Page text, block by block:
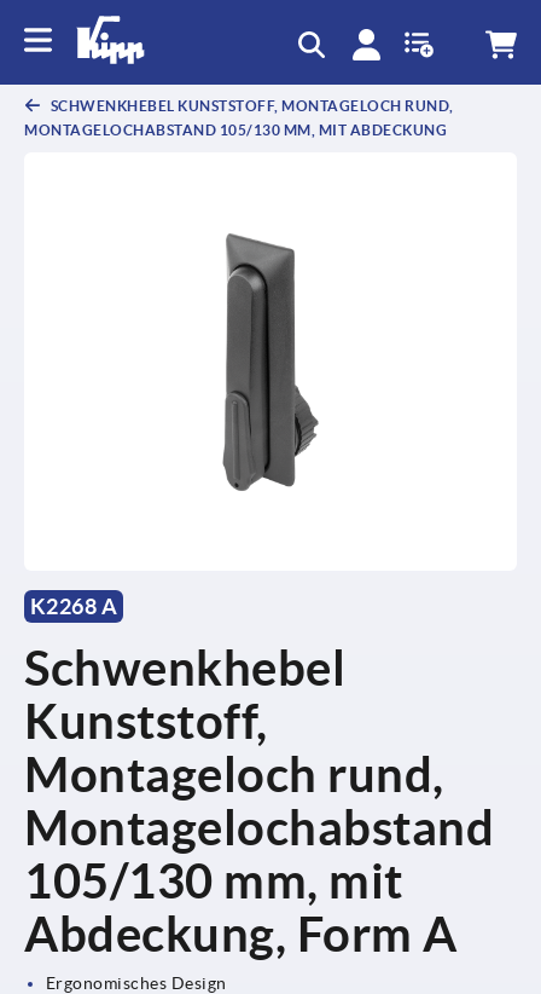
SCHWENKHEBEL KUNSTSTOFF, MONTAGELOCH RUND,
MONTAGELOCHABSTAND 105/130 MM, MIT ABDECKUNG
K2268 A
Schwenkhebel
Kunststoff,
Montageloch rund,
Montagelochabstand
105/130 mm, mit
Abdeckung, Form A
Ergonomisches Design